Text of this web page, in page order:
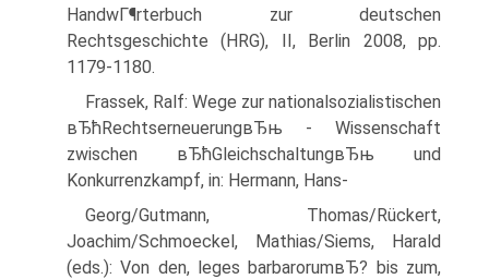
HandwГ¶rterbuch zur deutschen
Rechtsgeschichte (HRG), II, Berlin 2008, pp.
1179-1180.
Frassek, Ralf: Wege zur nationalsozialistischen
вЂћRechtserneuerungвЂњ - Wissenschaft
zwischen вЂћGleichschaltungвЂњ und
Konkurrenzkampf, in: Hermann, Hans-
Georg/Gutmann, Thomas/Rückert,
Joachim/Schmoeckel, Mathias/Siems, Harald
(eds.): Von den, leges barbarorumвЂ? bis zum,